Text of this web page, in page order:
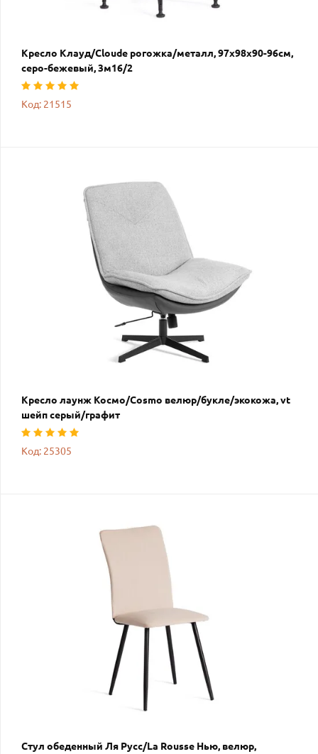
Кресло Клауд/Cloude рогожка/металл, 97х98х90-96см,
серо-бежевый, 3м16/2
Код: 21515
Кресло лаунж Космо/Cosmo велюр/букле/экокожа, vt
шейп серый/графит
Код: 25305
Стул обеденный Ля Русс/La Rousse Нью, велюр,